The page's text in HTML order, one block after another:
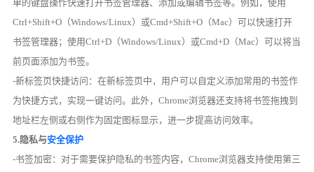
单的键盘操作快速打开书签管理器、添加或编辑书签等。例如，使用
Ctrl+Shift+O（Windows/Linux）或Cmd+Shift+O（Mac）可以快速打开
书签管理器；使用Ctrl+D（Windows/Linux）或Cmd+D（Mac）可以将当
前页面添加为书签。
-新标签页快捷访问：在新标签页中，用户可以自定义添加常用的书签作
为快捷方式，实现一键访问。此外，Chrome浏览器还支持将书签拖拽到
地址栏左侧或右侧作为固定图标显示，进一步提高访问效率。
5.隐私与安全保护
-书签加密：对于需要保护隐私的书签内容，Chrome浏览器支持使用第三